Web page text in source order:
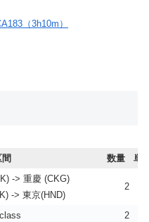
（3h10m）
間 数量 単
-> 重慶 (CKG)
-> 東京(HND)
2
2